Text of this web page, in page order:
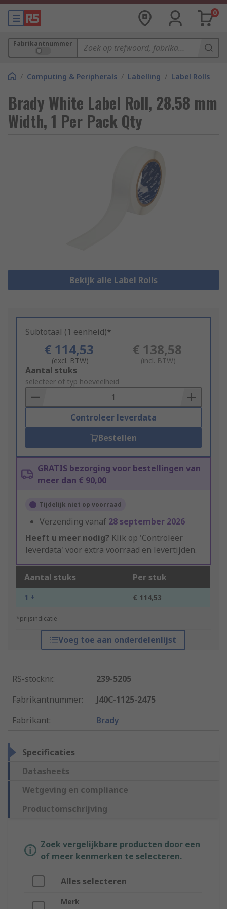
0
Fabrikantnummer
/ Computing & Peripherals / Labelling / Label Rolls
Brady White Label Roll, 28.58 mm
Width, 1 Per Pack Qty
Bekijk alle Label Rolls
Subtotaal (1 eenheid)*
€ 114,53
(excl. BTW)
€ 138,58
(incl. BTW)
Add
to
Basket
Aantal stuks
selecteer of typ hoeveelheid
Controleer leverdata
Bestellen
GRATIS bezorging voor bestellingen van
meer dan € 90,00
Tijdelijk niet op voorraad
Verzending vanaf 28 september 2026
Heeft u meer nodig? Klik op 'Controleer
leverdata' voor extra voorraad en levertijden.
Aantal stuks Per stuk
1 + € 114,53
*prijsindicatie
Voeg toe aan onderdelenlijst
RS-stocknr.:
239-5205
Fabrikantnummer:
J40C-1125-2475
Fabrikant: Brady
Specificaties
Datasheets
Wetgeving en compliance
Productomschrijving
Zoek vergelijkbare producten door een
of meer kenmerken te selecteren.
Alles selecteren
Merk